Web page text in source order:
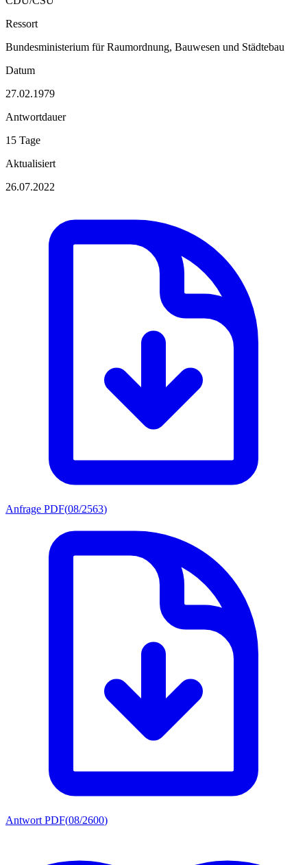
Ressort
Bundesministerium für Raumordnung, Bauwesen und Städtebau
Datum
27.02.1979
Antwortdauer
15 Tage
Aktualisiert
26.07.2022
Anfrage PDF(08/2563)
Antwort PDF(08/2600)